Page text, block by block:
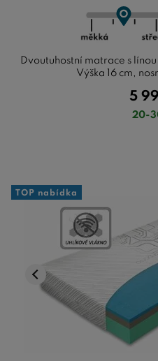
Dvoutuhostní matrace s
Výška 16 cm,
5
20-
TOP nabídka